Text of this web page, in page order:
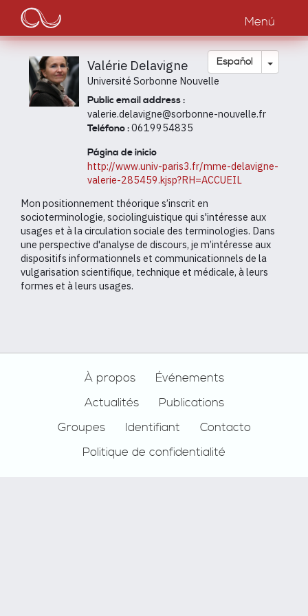
Pasar
contenido
principal
Main
navigation
Menú
Español Toggle
Valérie Delavigne
Université Sorbonne Nouvelle
Public email address :
valerie.delavigne@sorbonne-nouvelle.fr
Teléfono :0619954835
Página de inicio
http://www.univ-paris3.fr/mme-delavigne-
valerie-285459.kjsp?RH=ACCUEIL
Mon positionnement théorique s’inscrit en
socioterminologie, sociolinguistique qui s'intéresse aux
usages et à la circulation sociale des terminologies. Dans
une perspective d'analyse de discours, je m’intéresse aux
dispositifs informationnels et communicationnels de la
vulgarisation scientifique, technique et médicale, à leurs
formes et à leurs usages.
À propos
Événements
Actualités
Publications
Groupes
Identifiant
Contacto
Politique de confidentialité